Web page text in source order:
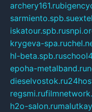
archery161.ru
sarmiento.spb.su
iskatour.spb.ru
krygeva-spa.ru
hl-beta.spb.ru
epoha-metalband.ru
dieselvostok.ru
regsmi.ru
h2o-salon.ru